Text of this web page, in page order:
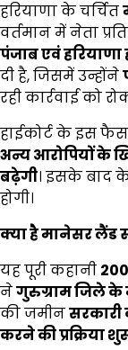
हरियाणा के चर्चित
वर्तमान में नेता
पंजाब एवं हरियाणा
दी है, जिसमें उन्होंने
रही कार्रवाई को
हाईकोर्ट के इस
अन्य आरोपियों के
बढ़ेगी। इसके बाद
होगी।
क्या है मानेसर लैंड
यह पूरी कहानी
नेगुरुग्राम जिले के
की जमीनसरकारी
करने की प्रक्रिया